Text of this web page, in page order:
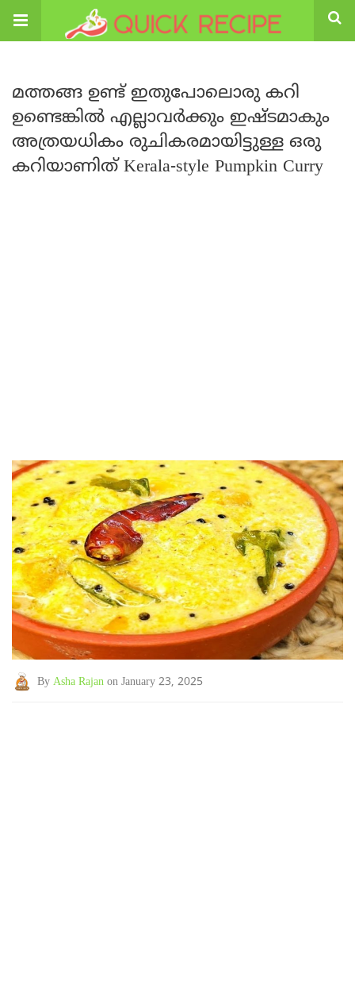
മത്തങ്ങ ഉണ്ട് ഇതുപോലൊരു കറി
ഉണ്ടെങ്കിൽ എല്ലാവർക്കും ഇഷ്ടമാകും
അത്രയധികം രുചികരമായിട്ടുള്ള ഒരു
കറിയാണിത് Kerala-style Pumpkin Curry
By Asha Rajan on January 23, 2025